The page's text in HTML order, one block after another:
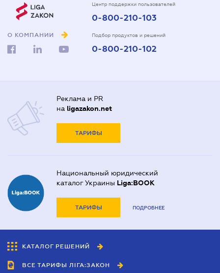
О КОМПАНИИ
Центр поддержки пользователей
0-800-210-103
Подбор продуктов и решений
0-800-210-102
Реклама и PR
на ligazakon.net
ТАРИФЫ
Национальный юридический
каталог Украины Liga:BOOK
ТАРИФЫ ПОДРОБНЕЕ
КАТАЛОГ РЕШЕНИЙ
ВСЕ ТАРИФЫ ЛІГА:ЗАКОН